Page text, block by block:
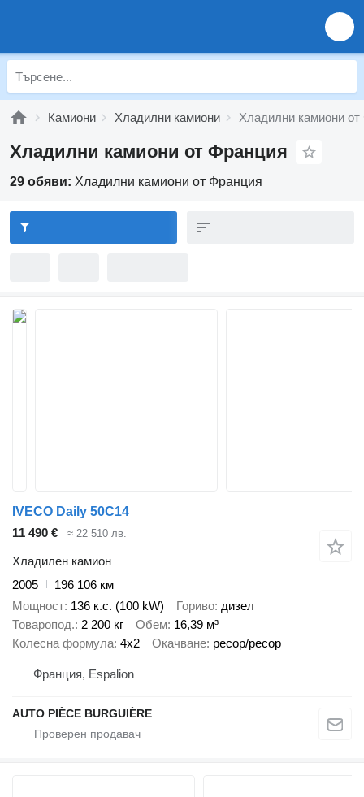
Камиони Хладилни камиони Хладилни камиони
Хладилни камиони от Франция
29 обяви: Хладилни камиони от Франция
IVECO Daily 50C14
11 490 €
≈ 22 510 лв.
Хладилен камион
2005
196 106 км
Мощност 136 к.с. (100 kW) Гориво дизел
Товаропод. 2 200 кг Обем 16,39 м³
Колесна формула 4x2 Окачване ресор/ресор
Франция, Espalion
AUTO PIÈCE BURGUIÈRE